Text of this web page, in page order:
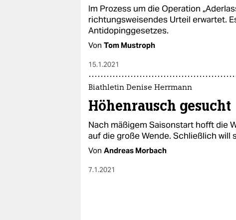
Im Prozess um die Operation
richtungsweisendes Urteil erwartet.
Antidopinggesetzes.
Von Tom Mustroph
15.1.2021
Biathletin Denise Herrmann
Höhenrausch gesucht
Nach mäßigem Saisonstart hofft die
auf die große Wende. Schließlich will
Von Andreas Morbach
7.1.2021